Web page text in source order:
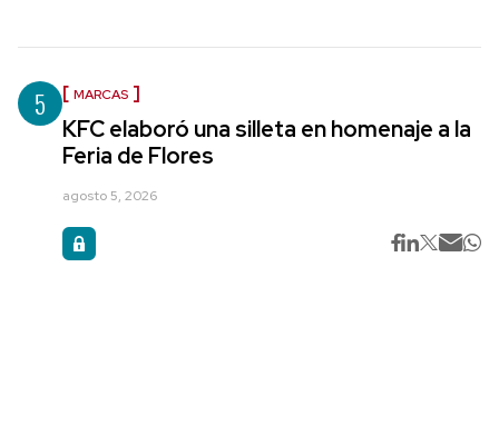
5 MARCAS
KFC elaboró una silleta en homenaje a la
Feria de Flores
agosto 5, 2026